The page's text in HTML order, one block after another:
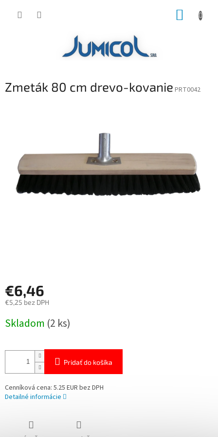
Zmeták 80 cm drevo-kovanie PRT0042
€6,46
€5,25 bez DPH
cena:
Skladom (2 ks)
Pridať do košíka
Cenníková cena: 5.25 EUR bez DPH
Detailné informácie